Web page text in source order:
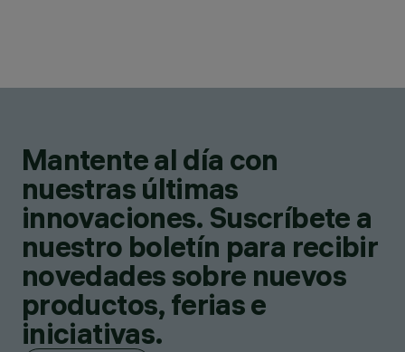
Mantente al día con
nuestras últimas
innovaciones. Suscríbete a
nuestro boletín para recibir
novedades sobre nuevos
productos, ferias e
iniciativas.